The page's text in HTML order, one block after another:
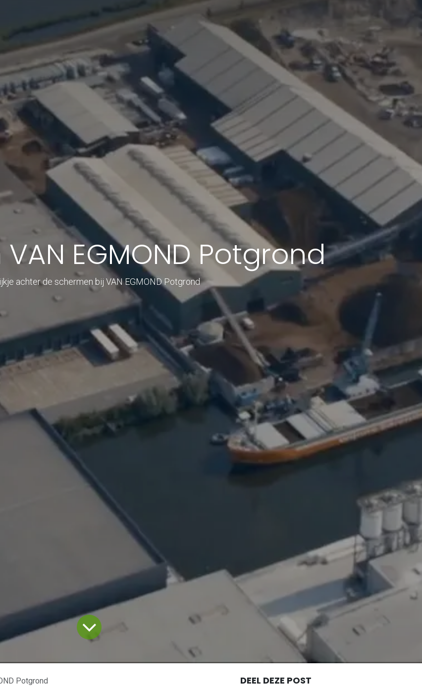
EGMOND Potgrond
achter de schermen bij VAN EGMOND Potgrond
Potgrond DEEL DEZE POST